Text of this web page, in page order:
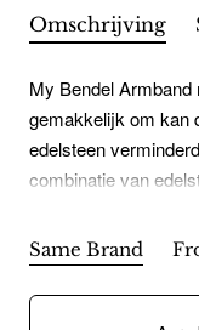
Omschrijving
My Bendel Armband
gemakkelijk om kan
edelsteen
combinatie van
mooi.
Same Brand